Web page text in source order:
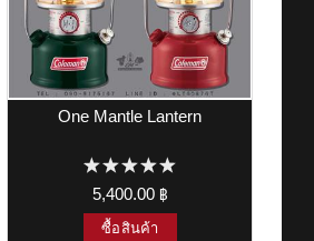
One Mantle Lantern
5,400.00 ฿
ซื้อสินค้า